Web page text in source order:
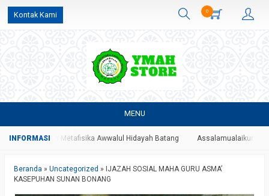
Kontak Kami 0
MENU
Yayasan Metafisika Awwalul Hidayah Batang Assalamualaikum Wr
Beranda » Uncategorized » IJAZAH SOSIAL MAHA GURU ASMA’
KASEPUHAN SUNAN BONANG